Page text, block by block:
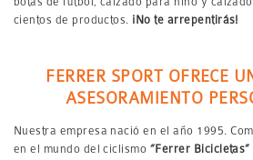
cientos de productos. ¡No te arrepentirás!
FERRER SPORT OFRECE
ASESORAMIENTO
Nuestra empresa nació en el año 1995.
en el mundo del ciclismo “Ferrer Bicicletas”